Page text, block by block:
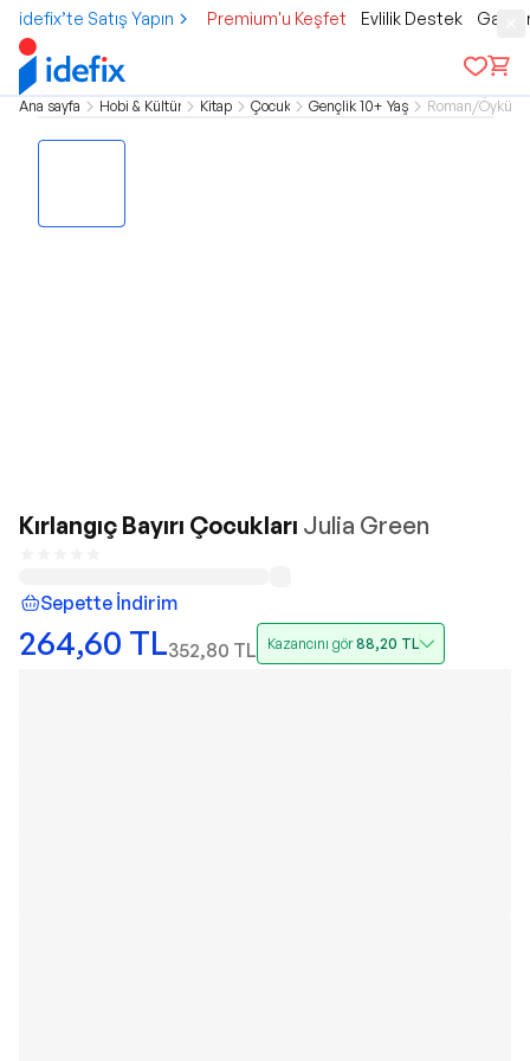
idefix’te Satış Yapın Premium'u Keşfet Evlilik Destek
Ana sayfa Hobi & Kültür Kitap Çocuk Gençlik 10+ Yaş Roman/Öykü
Kırlangıç Bayırı Çocukları Julia Green
Sepette İndirim
264,60 TL352,80 TL Kazancını gör88,20 TL